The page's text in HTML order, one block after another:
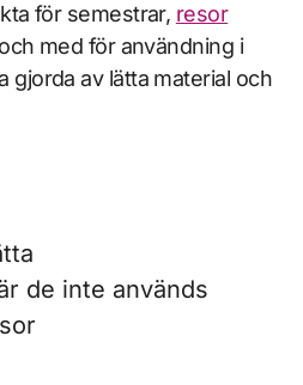
för semestrar, resor
med för användning i
gjorda av lätta material och
de inte används